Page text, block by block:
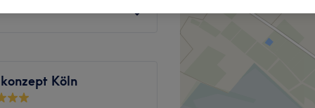
Köln